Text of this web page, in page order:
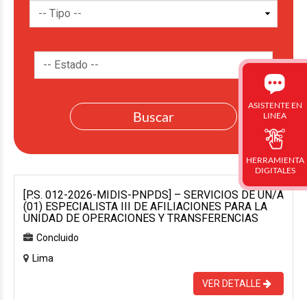
[P.S. 012-2026-MIDIS-PNPDS] – SERVICIOS DE UN/A
(01) ESPECIALISTA III DE AFILIACIONES PARA LA
UNIDAD DE OPERACIONES Y TRANSFERENCIAS
Concluido
Lima
VER DETALLE
ASISTENTE EN
LINEA
HERRAMIENTA
DIGITALES